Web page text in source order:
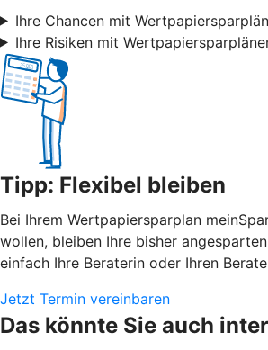
Ihre Chancen mit
Ihre Risiken mit
Tipp: Flexibel bleiben
Bei Ihrem Wertpapiersparplan
wollen, bleiben Ihre bisher
einfach Ihre Beraterin oder Ihren
Jetzt Termin vereinbaren
Das könnte Sie auch